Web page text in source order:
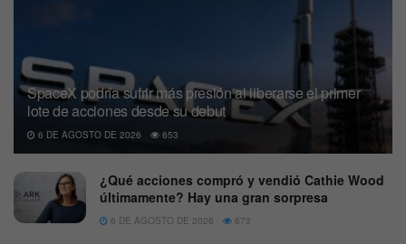
SpaceX podría sufrir más presión al liberarse el primer
lote de acciones desde su debut
6 DE AGOSTO DE 2026 653
¿Qué acciones compró y vendió Cathie Wood
últimamente? Hay una gran sorpresa
6 DE AGOSTO DE 2026 673